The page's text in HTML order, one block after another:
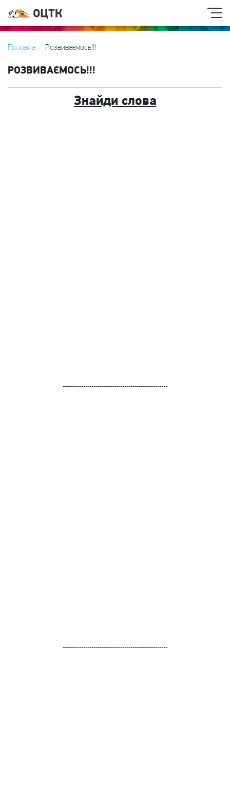
Головна Розвиваємось!!!
РОЗВИВАЄМОСЬ!!!
Знайди слова
---------------------------------------------------
---------------------------------------------------